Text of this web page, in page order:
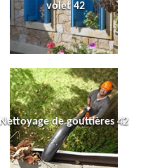
volet 42
Nettoyage de gouttières 42